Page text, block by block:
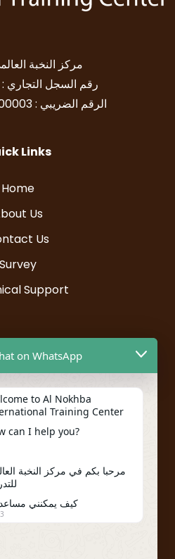
مركز النخبة
رقم السجل التجاري :
الرقم الضريبي : 300495888600003
Links
Home
Us
Us
Survey
Support
Registration
account
on WhatsApp
to Al Nokhba
Training Center
can I help you?
مرحبا بكم في مركز النخبة
كيف يمكنني